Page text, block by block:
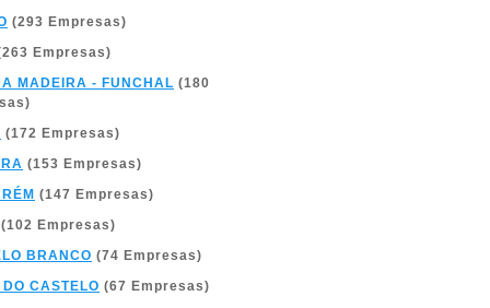
(293 Empresas)
Empresas)
MADEIRA - FUNCHAL (180
(172 Empresas)
(153 Empresas)
(147 Empresas)
Empresas)
BRANCO (74 Empresas)
CASTELO (67 Empresas)